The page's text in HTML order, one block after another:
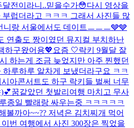
달전이라니..믿을수가😳다시 영상을
부럽더라고 ㅋㅋㅋ 그래서 사진들 많
니랑 서울에서도 데이트ㅡㅡㅡ🩶🩶
연출도 짱이였던 뮤지컬 부치하난
하구왔어용💖 요즘 🤍락키 9월달 잘
하는게 조금 늦었지만 아주 찐했던
하루하루 알차게 보냈더라구요 ㅋㅋ
아콘서트도 하구 락키들 벌써 너무
꿈같았던 첫발리여행 마치고 무사
종일 빨래랑 싸우는중 ㅋㅋㅋㅋㅋ
볼까아~~?? 저녁은 김치찌개 먹어
이번 여행에서 사진 300장은 찍었을